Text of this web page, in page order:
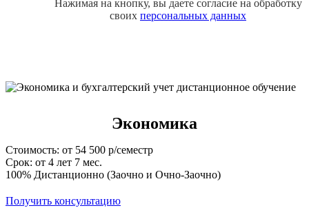
Нажимая на кнопку, вы даете согласие на обработку
своих персональных данных
Экономика
Стоимость: от 54 500 р/семестр
Срок: от 4 лет 7 мес.
100% Дистанционно (Заочно и Очно-Заочно)
Получить консультацию